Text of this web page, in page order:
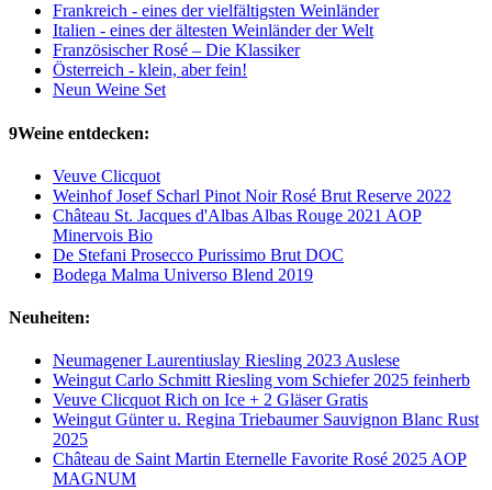
Frankreich - eines der vielfältigsten Weinländer
Italien - eines der ältesten Weinländer der Welt
Französischer Rosé – Die Klassiker
Österreich - klein, aber fein!
Neun Weine Set
9Weine entdecken:
Veuve Clicquot
Weinhof Josef Scharl Pinot Noir Rosé Brut Reserve 2022
Château St. Jacques d'Albas Albas Rouge 2021 AOP
Minervois Bio
De Stefani Prosecco Purissimo Brut DOC
Bodega Malma Universo Blend 2019
Neuheiten:
Neumagener Laurentiuslay Riesling 2023 Auslese
Weingut Carlo Schmitt Riesling vom Schiefer 2025 feinherb
Veuve Clicquot Rich on Ice + 2 Gläser Gratis
Weingut Günter u. Regina Triebaumer Sauvignon Blanc Rust
2025
Château de Saint Martin Eternelle Favorite Rosé 2025 AOP
MAGNUM